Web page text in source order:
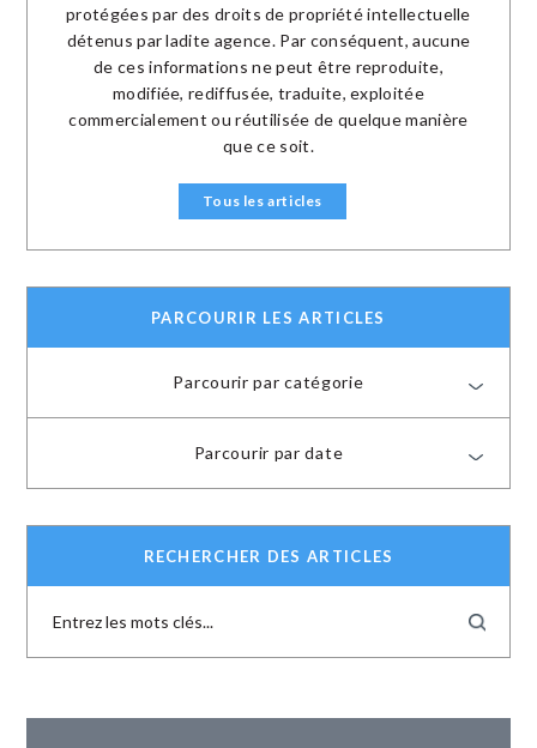
protégées par des droits de propriété intellectuelle
détenus par ladite agence. Par conséquent, aucune
de ces informations ne peut être reproduite,
modifiée, rediffusée, traduite, exploitée
commercialement ou réutilisée de quelque manière
que ce soit.
Tous les articles
PARCOURIR LES ARTICLES
Parcourir par catégorie
Parcourir par date
RECHERCHER DES ARTICLES